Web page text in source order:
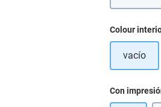
Seleccione
Colour
vacío
Seleccione
Con